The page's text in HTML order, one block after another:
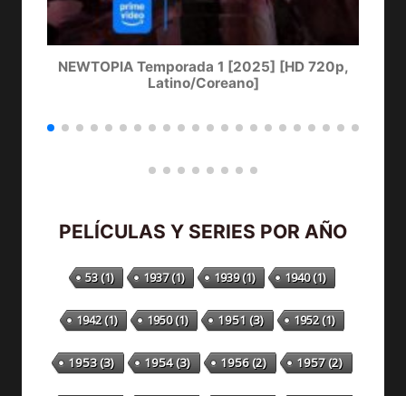
NEWTOPIA Temporada 1 [2025] [HD 720p,
Latino/Coreano]
PELÍCULAS Y SERIES POR AÑO
53(1) 1937(1) 1939(1) 1940(1)
1942(1) 1950(1) 1951 (3) 1952(1)
1953(3) 1954(3) 1956(2) 1957(2)